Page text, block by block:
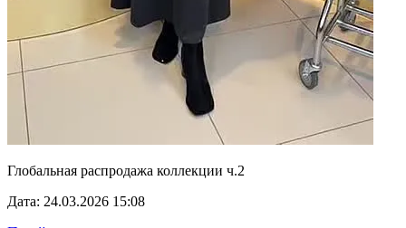
Глобальная распродажа коллекции ч.2
Дата: 24.03.2026 15:08